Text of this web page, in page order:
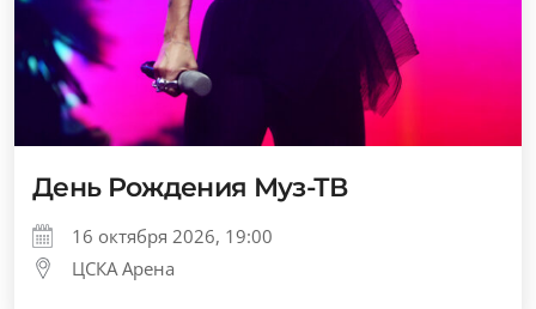
День Рождения Муз-ТВ
16 октября 2026, 19:00
ЦСКА Арена